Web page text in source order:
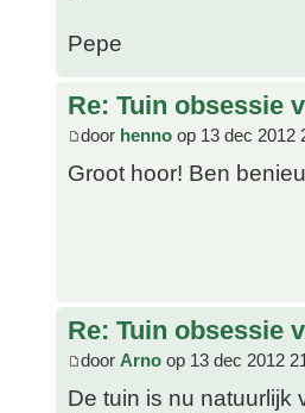
Pepe
Re: Tuin obsessie
door henno op 13 dec 2012
Groot hoor! Ben
Re: Tuin obsessie
door Arno op 13 dec 2012
De tuin is nu natuurlijk